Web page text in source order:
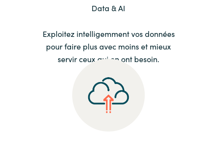
Data & AI
Exploitez intelligemment vos données
pour faire plus avec moins et mieux
servir ceux qui en ont besoin.